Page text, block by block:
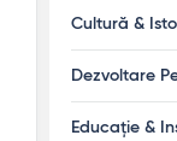
Cultură &
Dezvoltare
Educație &